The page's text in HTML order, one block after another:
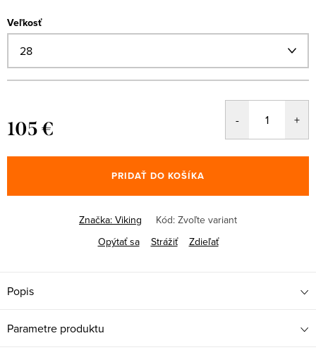
Veľkosť
105 €
cena:
PRIDAŤ DO KOŠÍKA
Značka: Viking Kód: Zvoľte variant
Opýtať sa
Strážiť Zdieľať
Popis
Parametre produktu